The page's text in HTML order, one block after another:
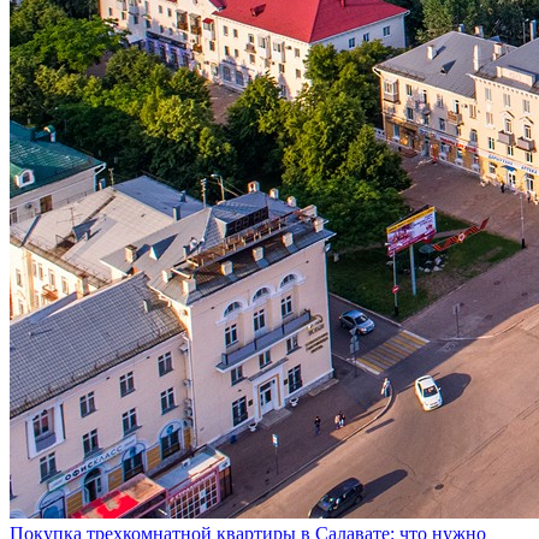
Покупка трехкомнатной квартиры в Салавате: что нужно